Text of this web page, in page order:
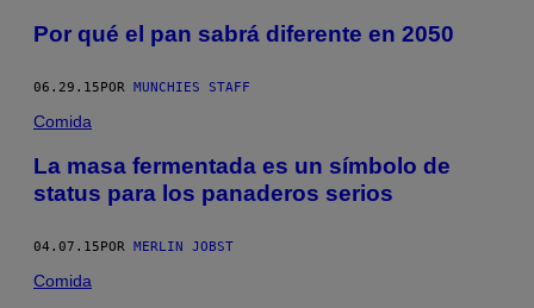
Por qué el pan sabrá diferente en 2050
06.29.15POR MUNCHIES STAFF
Comida
La masa fermentada es un símbolo de
status para los panaderos serios
04.07.15 POR MERLIN JOBST
Comida